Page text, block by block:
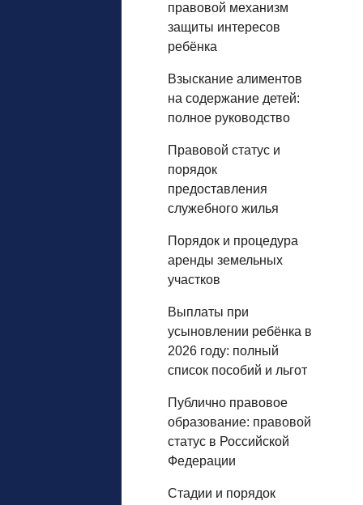
правовой механизм
защиты интересов
ребёнка
Взыскание алиментов
на содержание детей:
полное руководство
Правовой статус и
порядок
предоставления
служебного жилья
Порядок и процедура
аренды земельных
участков
Выплаты при
усыновлении ребёнка в
2026 году: полный
список пособий и льгот
Публично правовое
образование: правовой
статус в Российской
Федерации
Стадии и порядок